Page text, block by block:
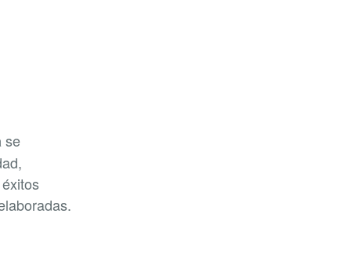
se